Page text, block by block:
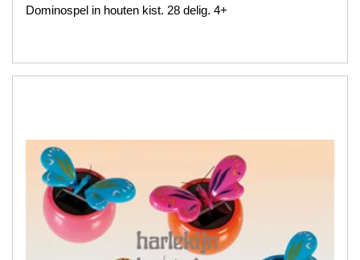
Dominospel in houten kist. 28 delig. 4+